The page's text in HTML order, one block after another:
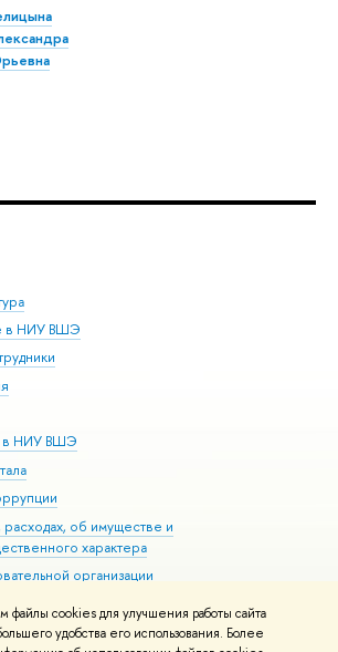
файлы cookies для улучшения работы сайта
удобства его использования. Более
в НИУ ВШЭ
в НИУ ВШЭ
об имуществе и
характера
организации
возможностями здоровья